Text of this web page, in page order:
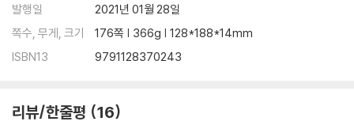
발행일
2021년 01월 28일
쪽수, 무게, 크기
176쪽 | 366g | 128*188*14mm
ISBN13
9791128370243
리뷰/한줄평 16